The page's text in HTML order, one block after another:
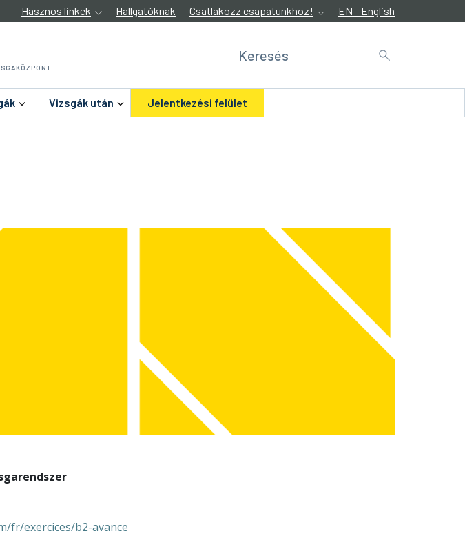
Hasznos linkek Hallgatóknak Csatlakozz csapatunkhoz! EN - English
Vizsgák után Jelentkezési felület
fr/exercices/b2-avance